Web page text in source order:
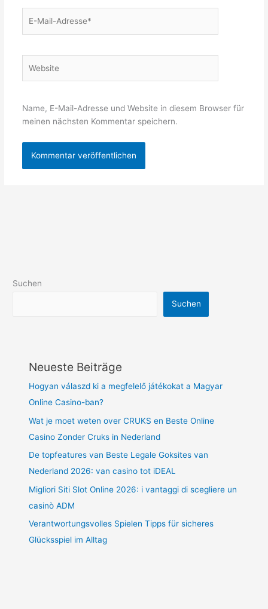
Mail-
Name, E-Mail-Adresse und Website in diesem Browser für
meinen nächsten Kommentar speichern.
Suchen
Suchen
Neueste Beiträge
Hogyan válaszd ki a megfelelő játékokat a Magyar
Online Casino-ban?
Wat je moet weten over CRUKS en Beste Online
Casino Zonder Cruks in Nederland
De topfeatures van Beste Legale Goksites van
Nederland 2026: van casino tot iDEAL
Migliori Siti Slot Online 2026: i vantaggi di scegliere un
casinò ADM
Verantwortungsvolles Spielen Tipps für sicheres
Glücksspiel im Alltag